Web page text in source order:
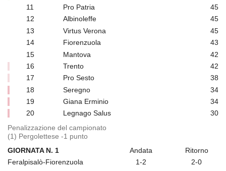
11
Pro Patria
45
12
Albinoleffe
45
13
Virtus Verona
45
14
Fiorenzuola
43
15
Mantova
42
16
Trento
42
17
Pro Sesto
38
18
Seregno
34
19
Giana Erminio
34
20
Legnago Salus
30
Penalizzazione del campionato
(1) Pergolettese -1 punto
GIORNATA N. 1
Andata
Ritorno
Feralpisalò-Fiorenzuola
1-2
2-0